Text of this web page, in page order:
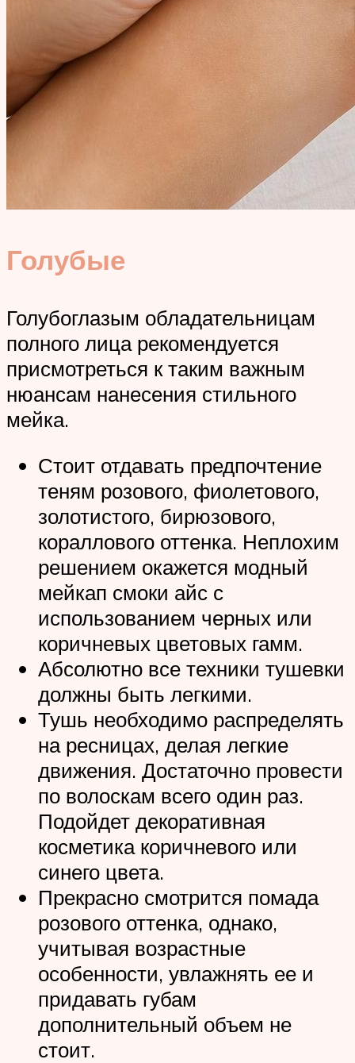
Голубые
Голубоглазым обладательницам
полного лица рекомендуется
присмотреться к таким важным
нюансам нанесения стильного
мейка.
Стоит отдавать предпочтение
теням розового, фиолетового,
золотистого, бирюзового,
кораллового оттенка. Неплохим
решением окажется модный
мейкап смоки айс с
использованием черных или
коричневых цветовых гамм.
Абсолютно все техники тушевки
должны быть легкими.
Тушь необходимо распределять
на ресницах, делая легкие
движения. Достаточно провести
по волоскам всего один раз.
Подойдет декоративная
косметика коричневого или
синего цвета.
Прекрасно смотрится помада
розового оттенка, однако,
учитывая возрастные
особенности, увлажнять ее и
придавать губам
дополнительный объем не
стоит.